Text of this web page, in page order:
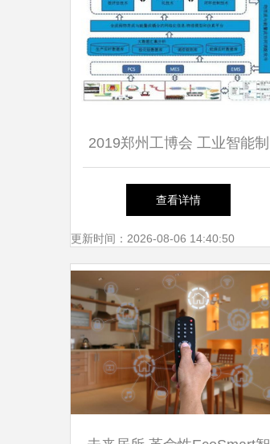
2019郑州工博会 工业智能制
造的集成优化 如何看懂工业
4.0
查看详情
更新时间：2026-08-06 14:40:50